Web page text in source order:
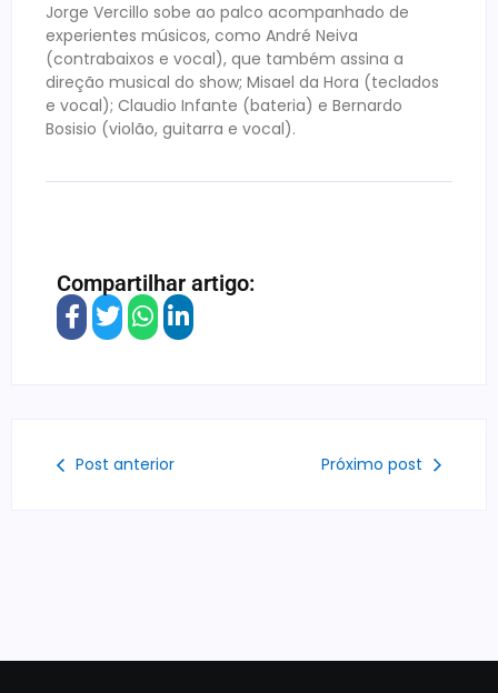
Jorge Vercillo sobe ao palco acompanhado de
experientes músicos, como André Neiva
(contrabaixos e vocal), que também assina a
direção musical do show; Misael da Hora (teclados
e vocal); Claudio Infante (bateria) e Bernardo
Bosisio (violão, guitarra e vocal).
Compartilhar artigo:
Post anterior Próximo post